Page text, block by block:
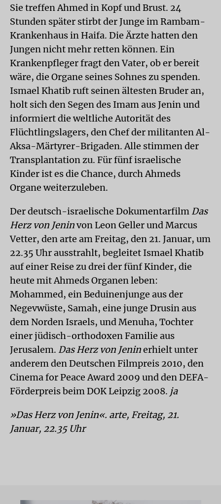
Sie treffen Ahmed in Kopf und Brust. 24
Stunden später stirbt der Junge im Rambam-
Krankenhaus in Haifa. Die Ärzte hatten den
Jungen nicht mehr retten können. Ein
Krankenpfleger fragt den Vater, ob er bereit
wäre, die Organe seines Sohnes zu spenden.
Ismael Khatib ruft seinen ältesten Bruder an,
holt sich den Segen des Imam aus Jenin und
informiert die weltliche Autorität des
Flüchtlingslagers, den Chef der militanten Al-
Aksa-Märtyrer-Brigaden. Alle stimmen der
Transplantation zu. Für fünf israelische
Kinder ist es die Chance, durch Ahmeds
Organe weiterzuleben.
Der deutsch-israelische Dokumentarfilm Das
Herz von Jeninvon Leon Geller und Marcus
Vetter, den arte am Freitag, den 21. Januar, um
22.35 Uhr ausstrahlt, begleitet Ismael Khatib
auf einer Reise zu drei der fünf Kinder, die
heute mit Ahmeds Organen leben:
Mohammed, ein Beduinenjunge aus der
Negevwüste, Samah, eine junge Drusin aus
dem Norden Israels, und Menuha, Tochter
einer jüdisch-orthodoxen Familie aus
Jerusalem. Das Herz von Jeninerhielt unter
anderem den Deutschen Filmpreis 2010, den
Cinema for Peace Award 2009 und den DEFA-
Förderpreis beim DOK Leipzig 2008. ja
»Das Herz von Jenin«. arte, Freitag, 21.
Januar, 22.35 Uhr